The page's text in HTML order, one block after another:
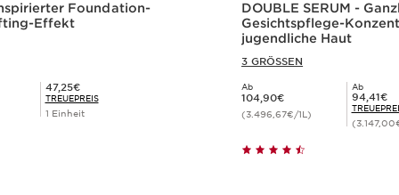
Foundation-
Effekt
Mitgliederpreis 47,25€
47,25€
TREUEPREIS
1 Einheit
DOUBLE SERUM -
Gesichtspflege-
jugendliche Haut
3 GRÖSSEN
Ab
Aktueller Preis 104,90€
104,90€
(3.496,67€/1L)
Ab
Mitgliederpreis 94,41€
94,41€